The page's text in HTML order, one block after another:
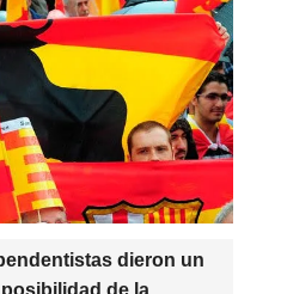
dieron un
de la